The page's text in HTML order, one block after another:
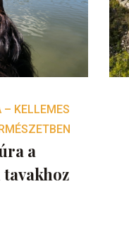
– KELLEMES
a